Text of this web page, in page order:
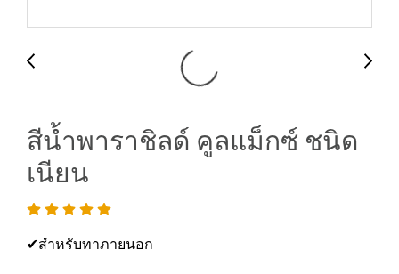
สีน้ำพาราชิลด์ คูลแม็กซ์ ชนิด
เนียน
✔สำหรับทาภายนอก